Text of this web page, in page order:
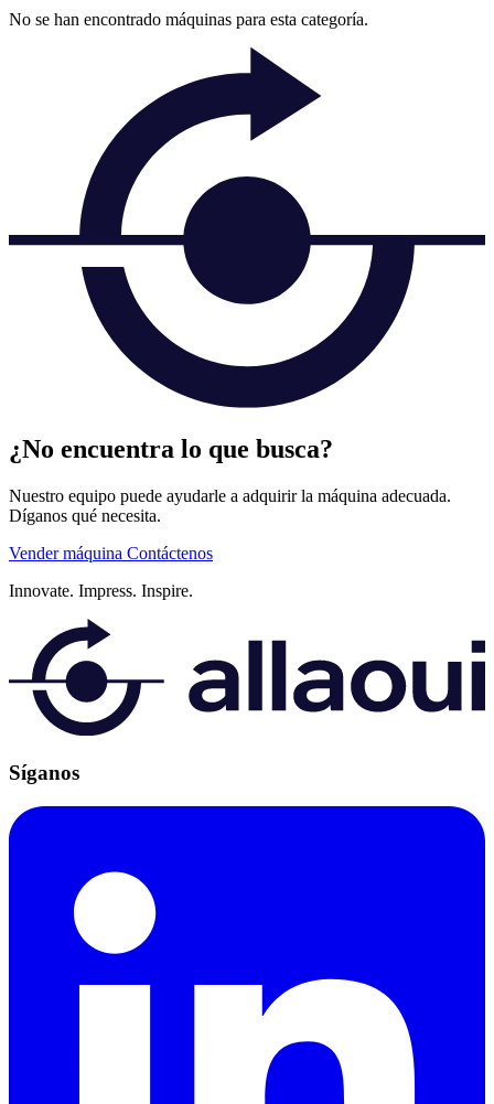
No se han encontrado máquinas para esta categoría.
¿No encuentra lo que busca?
Nuestro equipo puede ayudarle a adquirir la máquina adecuada.
Díganos qué necesita.
Vender máquina Contáctenos
Innovate. Impress. Inspire.
Síganos